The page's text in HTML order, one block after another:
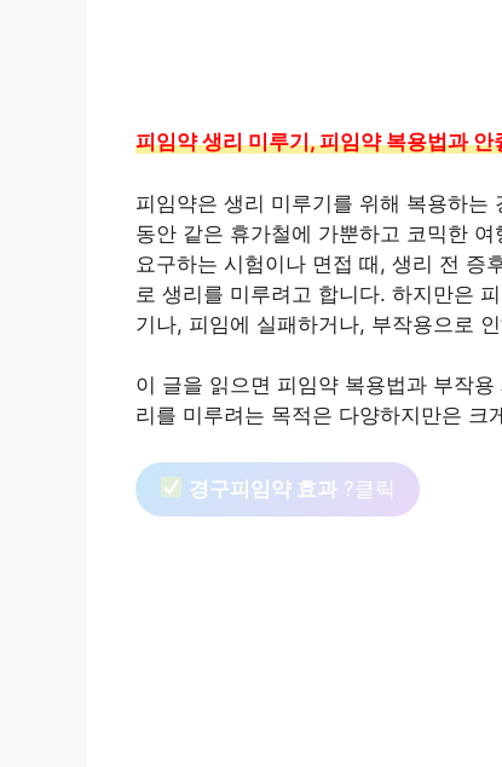
피임약 생리 미루기, 피임약 복용법과
피임약은 생리 미루기를 위해 복용하는
동안 같은 휴가철에 가뿐하고 코믹한
요구하는 시험이나 면접 때, 생리 전 증
로 생리를 미루려고 합니다. 하지만은
기나, 피임에 실패하거나, 부작용으로
이 글을 읽으면 피임약 복용법과 부작
리를 미루려는 목적은 다양하지만은 크
경구피임약 효과 ?클릭